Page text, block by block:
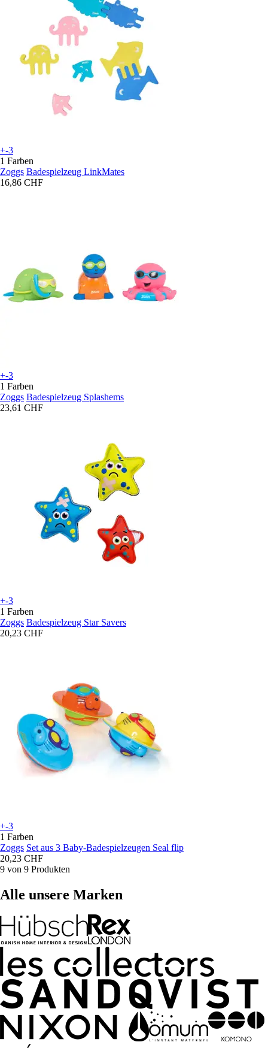
+-3
1 Farben
Zoggs Badespielzeug LinkMates
16,86 CHF
+-3
1 Farben
Zoggs Badespielzeug Splashems
23,61 CHF
+-3
1 Farben
Zoggs Badespielzeug Star Savers
20,23 CHF
+-3
1 Farben
Zoggs Set aus 3 Baby-Badespielzeugen Seal flip
20,23 CHF
9 von 9 Produkten
Alle unsere Marken